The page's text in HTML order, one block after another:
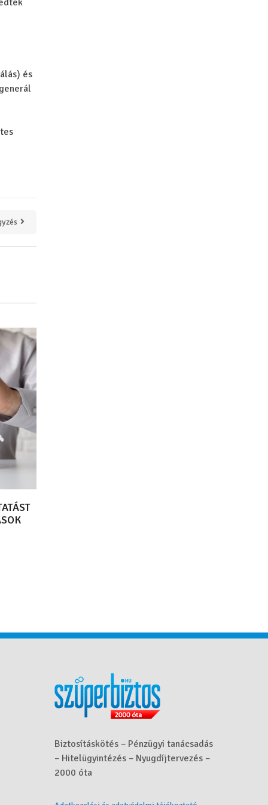
és
Biztosításkötés – Pénzügyi tanácsadás
– Hitelügyintézés – Nyugdíjtervezés –
2000 óta